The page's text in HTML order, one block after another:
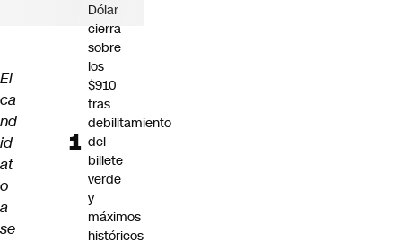
El
ca
nd
id
at
o
a
se
Dólar
cierra
sobre
los
$910
tras
debilitamiento
del
billete
verde
y
máximos
históricos